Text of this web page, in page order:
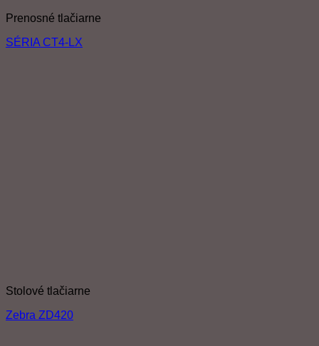
Prenosné tlačiarne
SÉRIA CT4-LX
Stolové tlačiarne
Zebra ZD420